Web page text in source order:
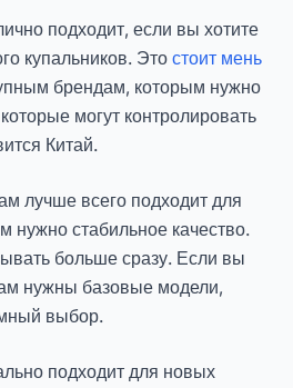
подходит, если вы хотите
купальников. Это стоит мень
брендам, которым нужно
могут контролировать
Китай.
лучше всего подходит для
нужно стабильное качество.
больше сразу. Если вы
нужны базовые модели,
выбор.
подходит для новых